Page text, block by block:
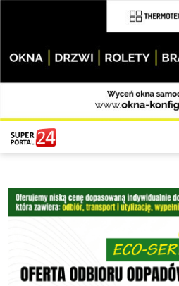
STRONA GŁÓWNA
POWIAT GRYFICKI
WIADOMOŚCI Z LASU
STUDIO SUPERPORTALU
REDAKCJA
REGULAMIN